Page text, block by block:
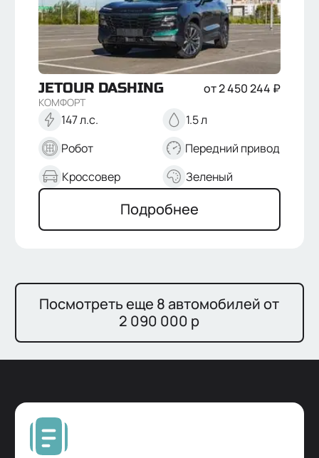
JETOUR DASHING от2 450 244 ₽
КОМФОРТ
147 л.с.
1.5 л
Робот
Передний привод
Кроссовер
Зеленый
Подробнее
Посмотреть еще 8 автомобилей от
2 090 000 р